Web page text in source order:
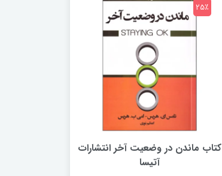
کتاب ماندن در وضعيت آخر انتشارات
آتیسا
25٪